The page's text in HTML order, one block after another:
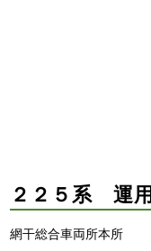
２２５系 運用
網干総合車両所本所